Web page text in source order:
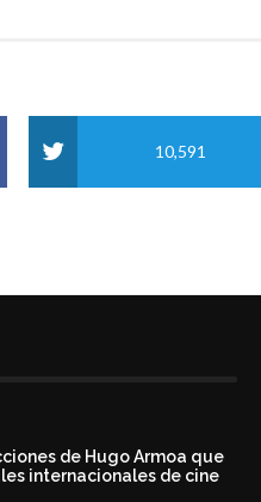
10,591
de Hugo Armoa que
internacionales de cine